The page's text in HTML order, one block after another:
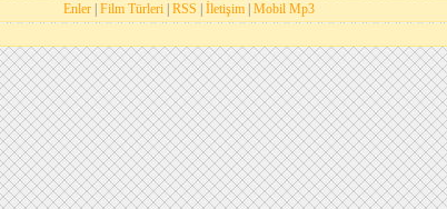
Enler Film Türleri RSS İletişim Mobil Mp3